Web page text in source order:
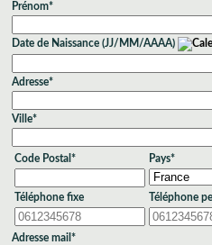
Prénom*
Date de Naissance (JJ/MM/AAAA)
Adresse*
Ville*
Code Postal* Pays*
Téléphone fixe Téléphone
Adresse mail*